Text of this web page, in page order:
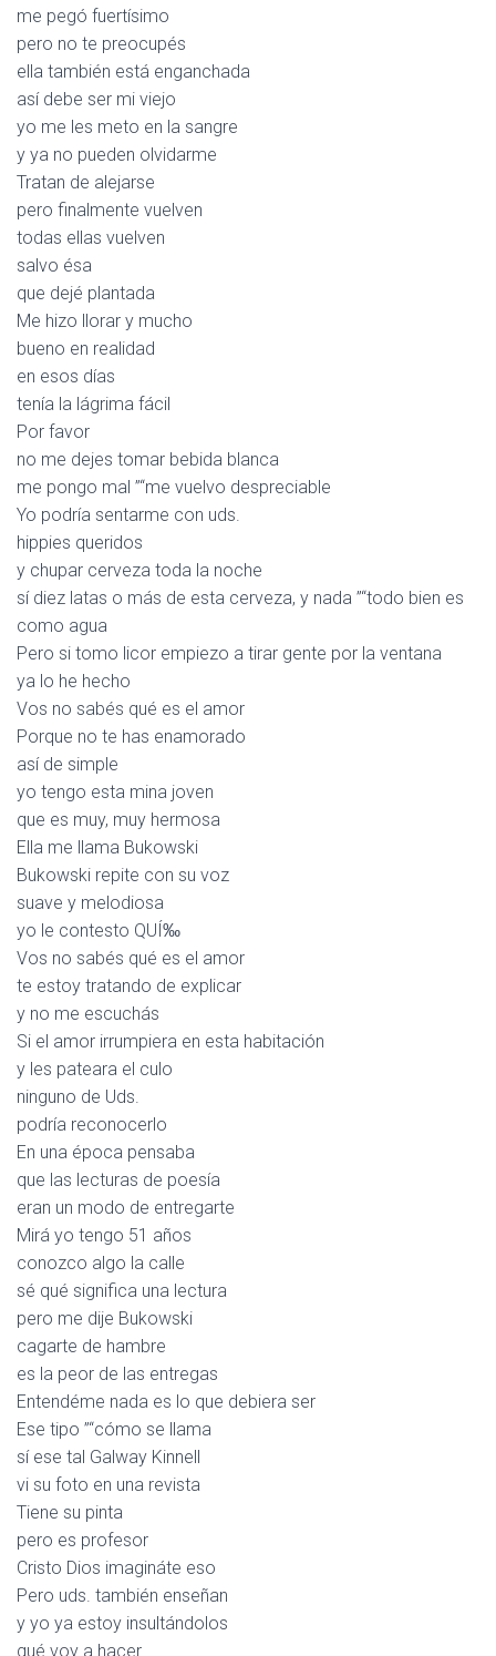
me pegó fuertísimo
pero no te preocupés
ella también está enganchada
así debe ser mi viejo
yo me les meto en la sangre
y ya no pueden olvidarme
Tratan de alejarse
pero finalmente vuelven
todas ellas vuelven
salvo ésa
que dejé plantada
Me hizo llorar y mucho
bueno en realidad
en esos días
tenía la lágrima fácil
Por favor
no me dejes tomar bebida blanca
me pongo mal ”“me vuelvo despreciable
Yo podría sentarme con uds.
hippies queridos
y chupar cerveza toda la noche
sí diez latas o más de esta cerveza, y nada ”“todo bien es
como agua
Pero si tomo licor empiezo a tirar gente por la ventana
ya lo he hecho
Vos no sabés qué es el amor
Porque no te has enamorado
así de simple
yo tengo esta mina joven
que es muy, muy hermosa
Ella me llama Bukowski
Bukowski repite con su voz
suave y melodiosa
yo le contesto QUÍ‰
Vos no sabés qué es el amor
te estoy tratando de explicar
y no me escuchás
Si el amor irrumpiera en esta habitación
y les pateara el culo
ninguno de Uds.
podría reconocerlo
En una época pensaba
que las lecturas de poesía
eran un modo de entregarte
Mirá yo tengo 51 años
conozco algo la calle
sé qué significa una lectura
pero me dije Bukowski
cagarte de hambre
es la peor de las entregas
Entendéme nada es lo que debiera ser
Ese tipo ”“cómo se llama
sí ese tal Galway Kinnell
vi su foto en una revista
Tiene su pinta
pero es profesor
Cristo Dios imagináte eso
Pero uds. también enseñan
y yo ya estoy insultándolos
qué voy a hacer